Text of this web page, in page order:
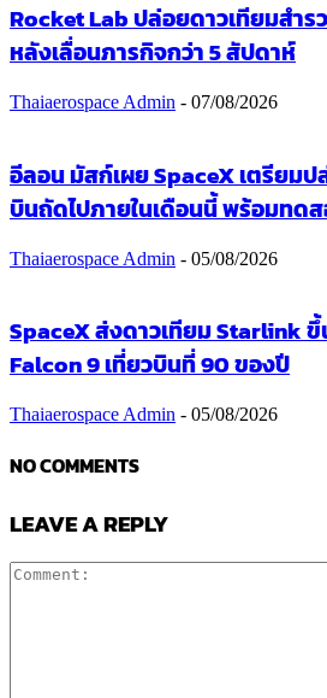
Rocket Lab ปล่อยดาวเทียมสำ
หลังเลื่อนภารกิจกว่า 5 สัปดาห์
Thaiaerospace Admin - 07/08/2026
อีลอน มัสก์เผย SpaceX เตรียม
บินถัดไปภายในเดือนนี้ พร้อมทด
Thaiaerospace Admin - 05/08/2026
SpaceX ส่งดาวเทียม Starlink
Falcon 9 เที่ยวบินที่ 90 ของปี
Thaiaerospace Admin - 05/08/2026
NO COMMENTS
LEAVE A REPLY